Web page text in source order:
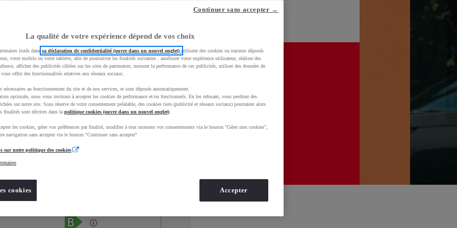
Services Concession
Occasions
La qualité de votre expérience dépend de vos choix
listés dans sa déclaration de confidentialité (ouvre dans un nouvel onglet) utilisent des cookies ou traceurs déposés
votre mobile ou votre tablette, afin de poursuivre les finalités suivantes : améliorer votre expérience utilisateur, réaliser des
afficher des publicités ciblées sur les sites de partenaires, mesurer la performance de ces publicités, utiliser des données de
offrir des fonctionnalités relatives aux réseaux sociaux.
nécessaires au fonctionnement du site et de nos services, et sont déposés automatiquement.
optimale, nous vous invitons à accepter les cookies de performance et/ou fonctionnels. En les refusant, vous perdriez des
sur notre site. Sous réserve de votre consentement préalable, des cookies tiers (publicité et réseaux sociaux) pourraient alors
finalités sont décrites dans la politique cookies (ouvre dans un nouvel onglet)
les cookies, gérer vos préférences par finalité, modifier à tout moment vos consentements via le bouton "Gérer mes cookies",
navigation sans accepter via le bouton "Continuer sans accepter".
sur notre politique des cookies
cookies
Continuer sans accepter →
Accepter